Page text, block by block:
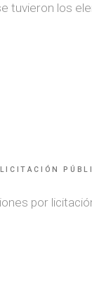
tuvieron los
por